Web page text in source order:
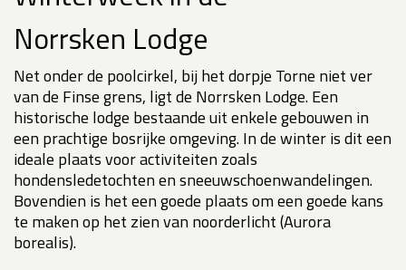
Norrsken Lodge
Net onder de poolcirkel, bij het dorpje Torne niet ver
van de Finse grens, ligt de Norrsken Lodge. Een
historische lodge bestaande uit enkele gebouwen in
een prachtige bosrijke omgeving. In de winter is dit een
ideale plaats voor activiteiten zoals
hondensledetochten en sneeuwschoenwandelingen.
Bovendien is het een goede plaats om een goede kans
te maken op het zien van noorderlicht (Aurora
borealis).